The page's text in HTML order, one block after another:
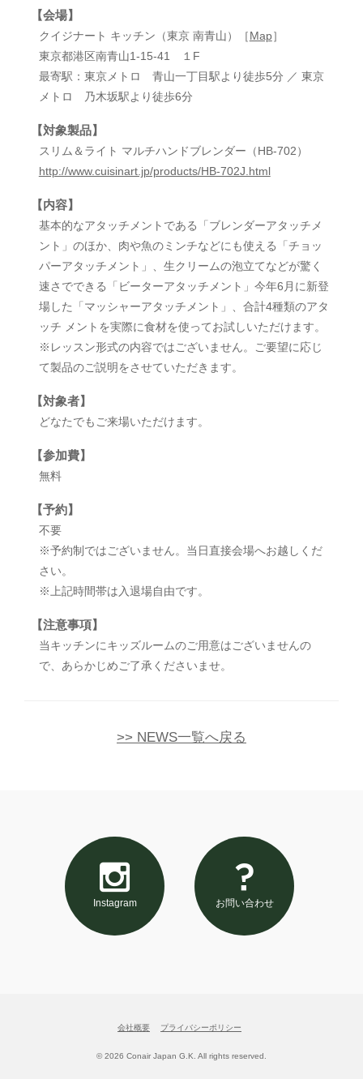
【会場】
クイジナート キッチン（東京 南青山）［Map］
東京都港区南青山1-15-41 １F
最寄駅：東京メトロ 青山一丁目駅より徒歩5分 ／ 東京
メトロ 乃木坂駅より徒歩6分
【対象製品】
スリム＆ライト マルチハンドブレンダー（HB-702）
http://www.cuisinart.jp/products/HB-702J.html
【内容】
基本的なアタッチメントである「ブレンダーアタッチメ
ント」のほか、肉や魚のミンチなどにも使える「チョッ
パーアタッチメント」、生クリームの泡立てなどが驚く
速さでできる「ビーターアタッチメント」今年6月に新登
場した「マッシャーアタッチメント」、合計4種類のアタ
ッチ メントを実際に食材を使ってお試しいただけます。
※レッスン形式の内容ではございません。ご要望に応じ
て製品のご説明をさせていただきます。
【対象者】
どなたでもご来場いただけます。
【参加費】
無料
【予約】
不要
※予約制ではございません。当日直接会場へお越しくだ
さい。
※上記時間帯は入退場自由です。
【注意事項】
当キッチンにキッズルームのご用意はございませんの
で、あらかじめご了承くださいませ。
>> NEWS一覧へ戻る
Instagram お問い合わせ
会社概要 プライバシーポリシー
©2026 Conair Japan G.K. All rights reserved.